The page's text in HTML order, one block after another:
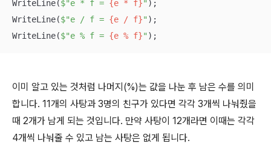
WriteLine($"e * f = {e * f}" );
WriteLine($"e / f = {e / f}" );
WriteLine($"e % f = {e % f}" );
이미 알고 있는 것처럼 나머지(%)는 값을 나눈 후 남은 수를 의미
합니다. 11개의 사탕과 3명의 친구가 있다면 각각 3개씩 나눠줬을
때 2개가 남게 되는 것입니다. 만약 사탕이 12개라면 이때는 각각
4개씩 나눠줄 수 있고 남는 사탕은 없게 됩니다.